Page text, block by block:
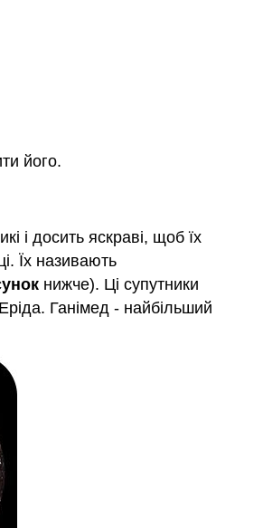
його.
і досить яскраві, щоб їх
Їх називають
нижче). Ці супутники
Ганімед - найбільший